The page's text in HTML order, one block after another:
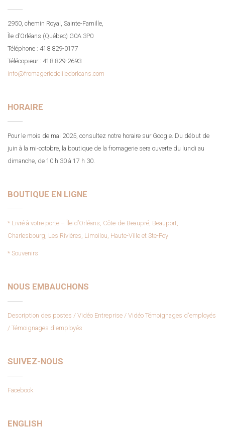
2950, chemin Royal, Sainte-Famille,
Île d’Orléans (Québec) G0A 3P0
Téléphone : 418 829-0177
Télécopieur : 418 829-2693
info@fromageriedeliledorleans.com
HORAIRE
Pour le mois de mai 2025, consultez notre horaire sur Google. Du début de
juin à la mi-octobre, la boutique de la fromagerie sera ouverte du lundi au
dimanche, de 10 h 30 à 17 h 30.
BOUTIQUE EN LIGNE
* Livré à votre porte – Île d’Orléans, Côte-de-Beaupré, Beauport,
Charlesbourg, Les Rivières, Limoilou, Haute-Ville et Ste-Foy
* Souvenirs
NOUS EMBAUCHONS
Description des postes / Vidéo Entreprise / Vidéo Témoignages d'employés
/ Témoignages d'employés
SUIVEZ-NOUS
Facebook
ENGLISH